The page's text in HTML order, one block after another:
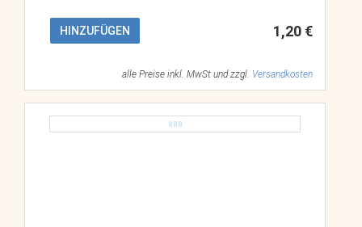
HINZUFÜGEN 1,20 €
alle Preise inkl. MwSt und zzgl. Versandkosten